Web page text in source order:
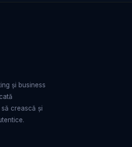
și business
crească și